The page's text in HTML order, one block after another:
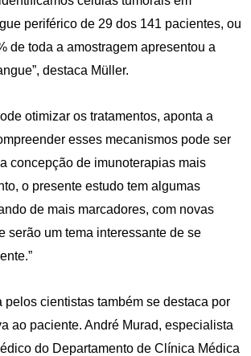
periférico de 29 dos 141 pacientes, ou
de toda a amostragem apresentou a
destaca Müller.
otimizar os tratamentos, aponta a
esses mecanismos pode ser
concepção de imunoterapias mais
o presente estudo tem algumas
de mais marcadores, com novas
serão um tema interessante de se
pelos cientistas também se destaca por
ao paciente. André Murad, especialista
do Departamento de Clínica Médica